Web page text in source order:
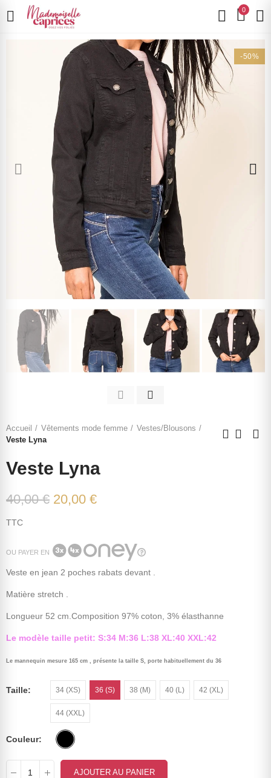
0
-50%
Accueil Vêtements mode femme
Vestes/Blousons
Veste Lyna
Veste Lyna
40,00 € 20,00 €
TTC
OU PAYER EN
Veste en jean 2 poches rabats devant .
Matière stretch .
Longueur 52 cm.Composition 97% coton, 3% élasthanne
Le modèle taille petit: S:34 M:36 L:38 XL:40 XXL:42
Le mannequin mesure 165 cm , présente la taille S, porte habituellement du 36
Taille 34 (XS) 36 (S) 38 (M) 40 (L) 42 (XL)
44 (XXL)
Couleur
AJOUTER AU PANIER